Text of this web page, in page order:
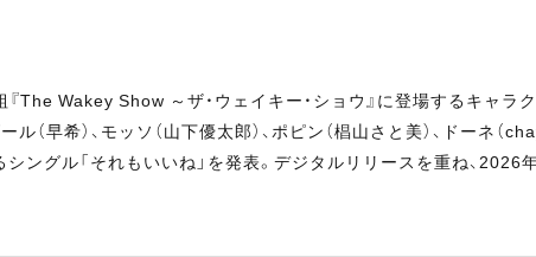
The Wakey Show ～ザ・ウェイキー・ショウ』に登場するキャラ
ール（早希）、モッソ（山下優太郎）、ポピン（椙山さと美）、ドー
ングル「それもいいね」を発表。デジタルリリースを重ね、